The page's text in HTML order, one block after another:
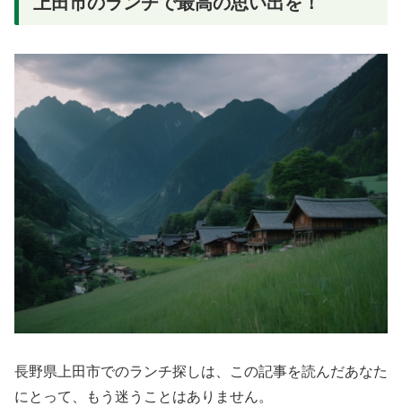
長野県上田市でのランチ探しは、この記事を読んだあなた
にとって、もう迷うことはありません。